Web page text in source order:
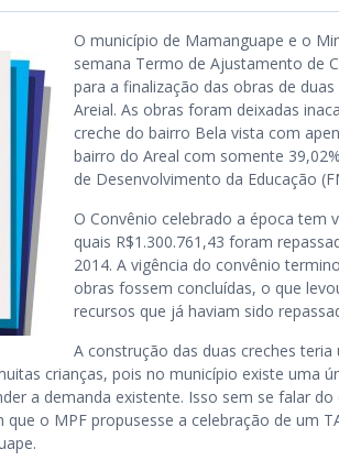
O município de Mamanguape e o
semana Termo de Ajustamento de
para a finalização das obras de
Areial. As obras foram deixadas
creche do bairro Bela vista com
bairro do Areal com somente
de Desenvolvimento da Educação
O Convênio celebrado a época tem
quais R$1.300.761,43 foram
2014. A vigência do convênio
obras fossem concluídas, o que
recursos que já haviam sido
A construção das duas creches
crianças, pois no município existe uma
a demanda existente. Isso sem se falar
o MPF propusesse a celebração de um